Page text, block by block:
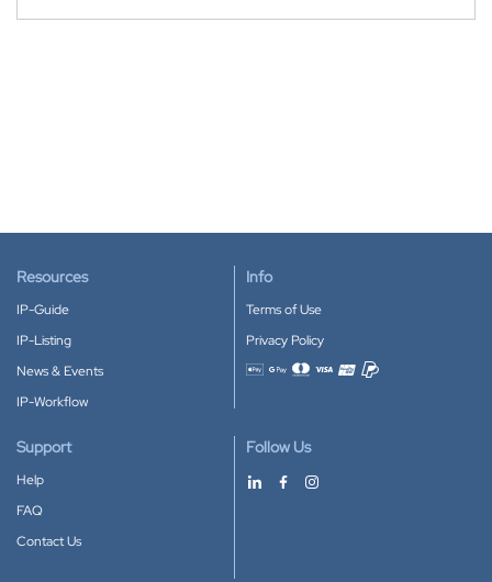
Resources
IP-Guide
IP-Listing
News & Events
IP-Workflow
Info
Terms of Use
Privacy Policy
Accepted payment methods
Support
Help
FAQ
Contact Us
Follow Us